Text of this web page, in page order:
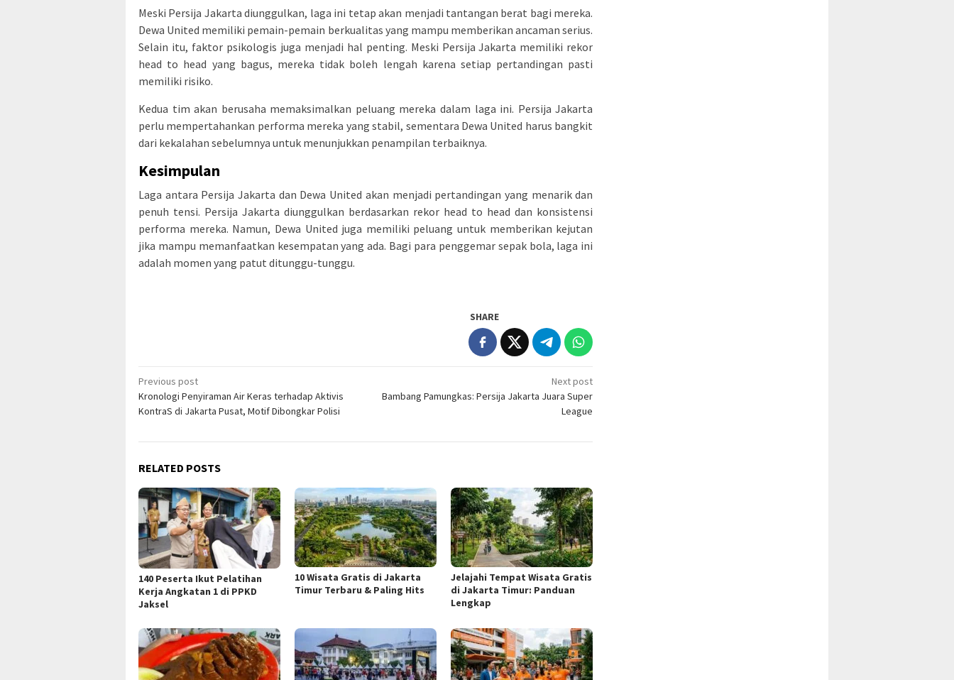
Meski Persija Jakarta diunggulkan, laga ini tetap akan menjadi tantangan berat bagi mereka.
Dewa United memiliki pemain-pemain berkualitas yang mampu memberikan ancaman serius.
Selain itu, faktor psikologis juga menjadi hal penting. Meski Persija Jakarta memiliki rekor
head to head yang bagus, mereka tidak boleh lengah karena setiap pertandingan pasti
memiliki risiko.
Kedua tim akan berusaha memaksimalkan peluang mereka dalam laga ini. Persija Jakarta
perlu mempertahankan performa mereka yang stabil, sementara Dewa United harus bangkit
dari kekalahan sebelumnya untuk menunjukkan penampilan terbaiknya.
Kesimpulan
Laga antara Persija Jakarta dan Dewa United akan menjadi pertandingan yang menarik dan
penuh tensi. Persija Jakarta diunggulkan berdasarkan rekor head to head dan konsistensi
performa mereka. Namun, Dewa United juga memiliki peluang untuk memberikan kejutan
jika mampu memanfaatkan kesempatan yang ada. Bagi para penggemar sepak bola, laga ini
adalah momen yang patut ditunggu-tunggu.
SHARE
Post
navigation
Previous post
Kronologi Penyiraman Air Keras terhadap Aktivis
KontraS di Jakarta Pusat, Motif Dibongkar Polisi
Next post
Bambang Pamungkas: Persija Jakarta Juara Super
League
RELATED POSTS
140 Peserta Ikut Pelatihan
Kerja Angkatan 1 di PPKD
Jaksel
10 Wisata Gratis di Jakarta
Timur Terbaru & Paling Hits
Jelajahi Tempat Wisata Gratis
di Jakarta Timur: Panduan
Lengkap